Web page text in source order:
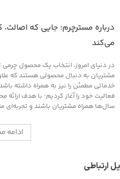
درباره مسترچرم؛ جایی که اصالت،
می‌کند
در دنیای امروز، انتخاب یک محصول
مشتریان به دنبال محصولی هستند که
خدماتی مطمئن را نیز به همراه داشته
فعالیت خود را آغاز کردیم؛ با هدف
سال‌ها همراه مشتریان باشند و تجربه‌ای
ادامه
پل ارتباطی